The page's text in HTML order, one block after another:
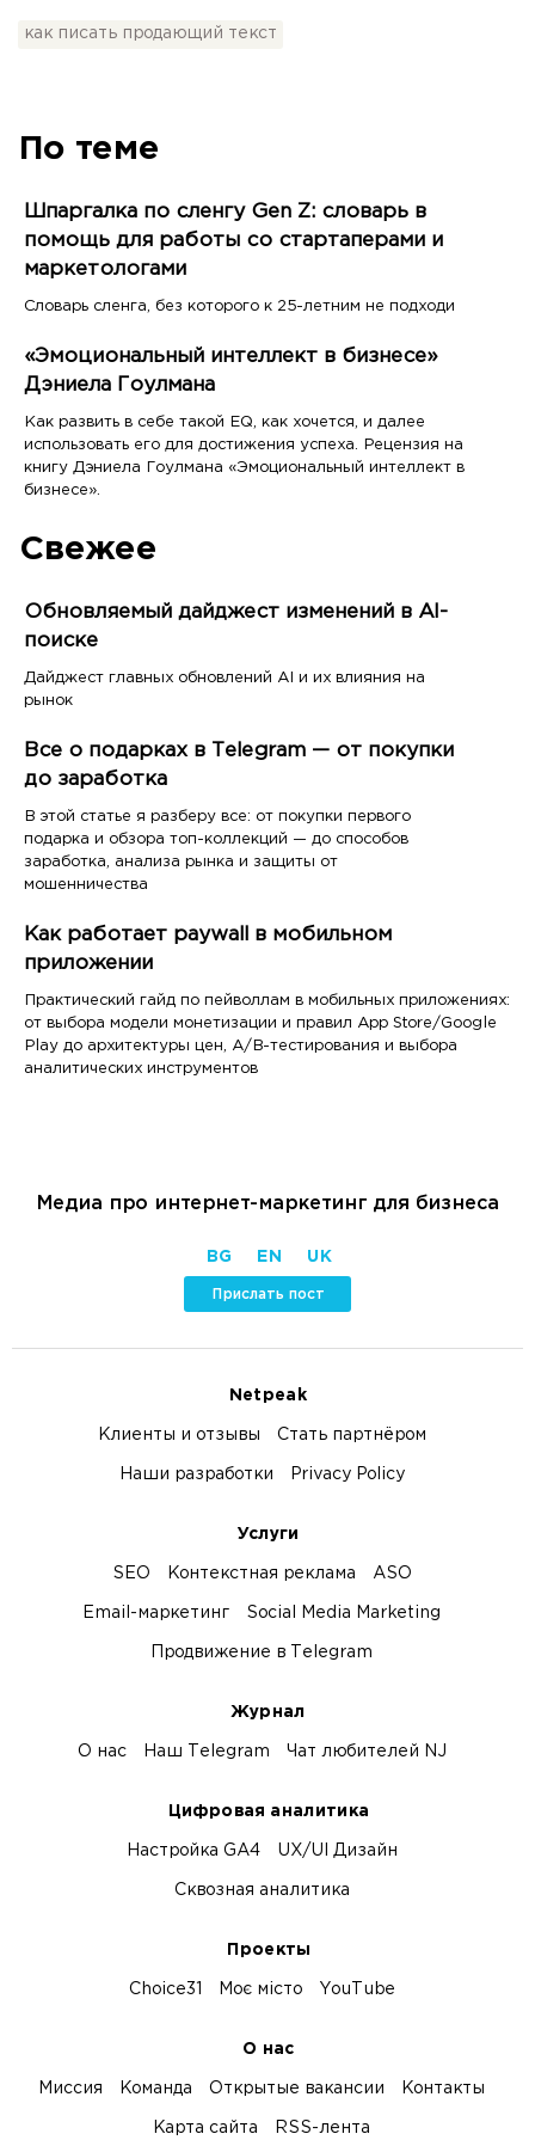
как писать продающий текст
По теме
Шпаргалка по сленгу Gen Z: словарь в
помощь для работы со стартаперами и
маркетологами
Словарь сленга, без которого к 25-летним не подходи
«Эмоциональный интеллект в бизнесе»
Дэниела Гоулмана
Как развить в себе такой EQ, как хочется, и далее
использовать его для достижения успеха. Рецензия на
книгу Дэниела Гоулмана «Эмоциональный интеллект в
бизнесе».
Свежее
Обновляемый дайджест изменений в AI-
поиске
Дайджест главных обновлений AI и их влияния на
рынок
Все о подарках в Telegram — от покупки
до заработка
В этой статье я разберу все: от покупки первого
подарка и обзора топ-коллекций — до способов
заработка, анализа рынка и защиты от
мошенничества
Как работает paywall в мобильном
приложении
Практический гайд по пейволлам в мобильных приложениях:
от выбора модели монетизации и правил App Store/Google
Play до архитектуры цен, A/B-тестирования и выбора
аналитических инструментов
Медиа про интернет-маркетинг для бизнеса
BG EN UK
Прислать пост
Netpeak
Клиенты и отзывы Стать партнёром
Наши разработки Privacy Policy
Услуги
SEO Контекстная реклама ASO
Email-маркетинг Social Media Marketing
Продвижение в Telegram
Журнал
О нас Наш Telegram Чат любителей NJ
Цифровая аналитика
Настройка GA4 UX/UI Дизайн
Сквозная аналитика
Проекты
Choice31 Моє місто YouTube
О нас
Миссия Команда Открытые вакансии Контакты
Карта сайта RSS-лента